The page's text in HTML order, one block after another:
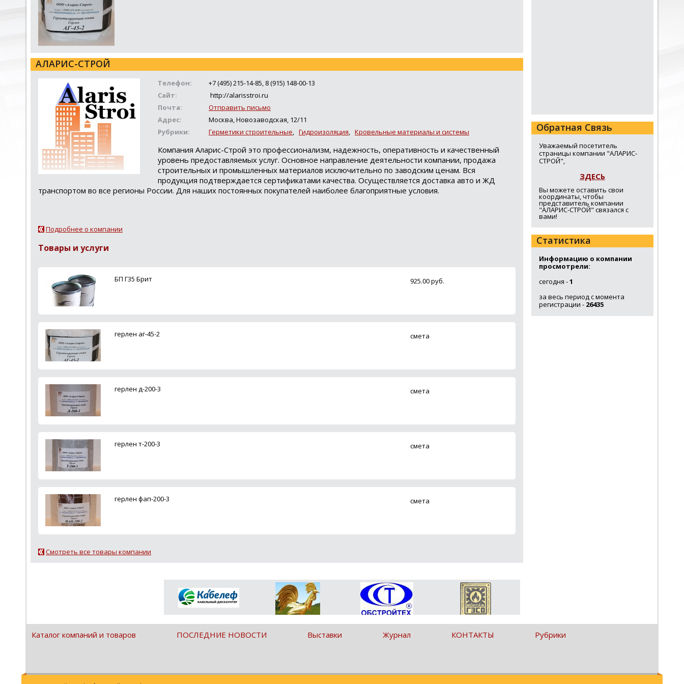
АЛАРИС-СТРОЙ
Телефон:
+7 (495) 215-14-85, 8 (915) 148-00-13
Сайт:
http://alarisstroi.ru
Почта:
Отправить письмо
Адрес:
Москва, Новозаводская, 12/11
Рубрики:
Герметики строительные, Гидроизоляция, Кровельные материалы и системы
Компания Аларис-Строй это профессионализм, надежность, оперативность и качественный
уровень предоставляемых услуг. Основное направление деятельности компании, продажа
строительных и промышленных материалов исключительно по заводским ценам. Вся
продукция подтверждается сертификатами качества. Осуществляется доставка авто и ЖД
транспортом во все регионы России. Для наших постоянных покупателей наиболее благоприятные условия.
Подробнее о компании
Товары и услуги
БП Г35 Брит 925.00 руб.
герлен аг-45-2 смета
герлен д-200-3 смета
герлен т-200-3 смета
герлен фап-200-3 смета
Смотреть все товары компании
Обратная Связь
Уважаемый посетитель
страницы компании "АЛАРИС-
СТРОЙ",
ЗДЕСЬ
Вы можете оставить свои
координаты, чтобы
представитель компании
"АЛАРИС-СТРОЙ" связался с
вами!
Статистика
Информацию о компании
просмотрели:
сегодня -1
за весь период с момента
регистрации - 26435
Каталог компаний и товаров ПОСЛЕДНИЕ НОВОСТИ Выставки Журнал КОНТАКТЫ Рубрики